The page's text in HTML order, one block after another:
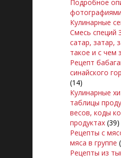
Подробное
фотографиями
Кулинарные
Смесь специй
сатар, затар,
такое и с чем
Рецепт
синайского
(14)
Кулинарные
таблицы
весов, коды
продуктах (39)
Рецепты с
мяса в группе
Рецепты из